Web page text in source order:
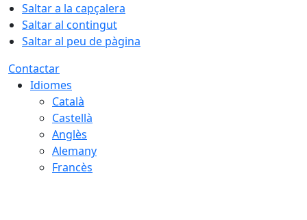
Saltar a la capçalera
Saltar al contingut
Saltar al peu de pàgina
Contactar
Idiomes
Català
Castellà
Anglès
Alemany
Francès